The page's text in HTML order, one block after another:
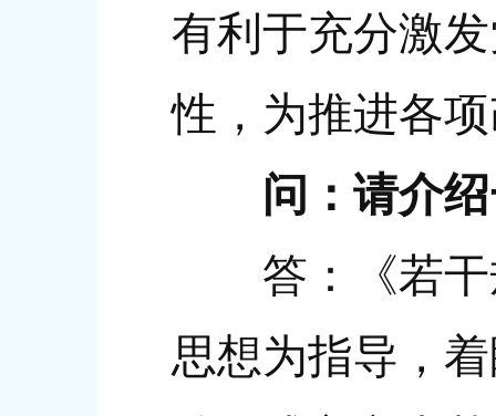
有利于充分激
性，为推进各
问：请介
答：《若干
思想为指导，